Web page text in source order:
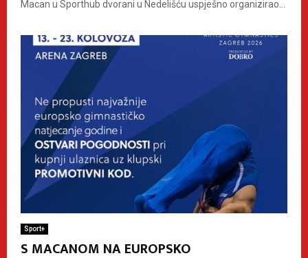
Macan u Sporthub dvorani u Nedelišću uspješno organizirao...
Sport+
S MACANOM NA EUROPSKO